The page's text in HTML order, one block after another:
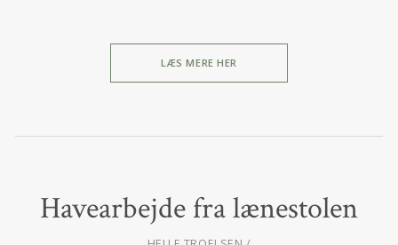
LÆS MERE HER
Havearbejde fra lænestolen